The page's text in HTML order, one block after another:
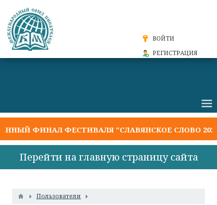
ВОЙТИ
РЕГИСТРАЦИЯ
ФИНАЛ ФЕСТИВАЛЯ "СЛАВЯНСКОЕ СЛОВО 2026"
Перейти на главную страницу сайта
Пользователи